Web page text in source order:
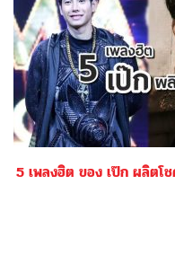
5 เพลงฮิต ของ เป๊ก ผลิตโ